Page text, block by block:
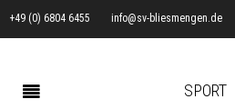
+49 (0) 6804 6455 info@sv-bliesmengen.de
SPORT